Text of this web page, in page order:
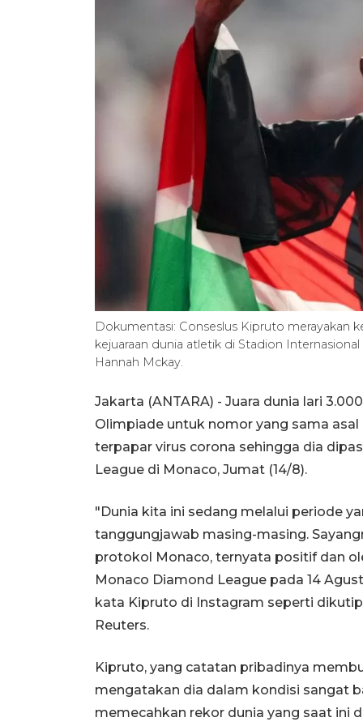
Dokumentasi: Conseslus Kipruto merayakan
kejuaraan dunia atletik di Stadion
Hannah Mckay.
Jakarta (ANTARA) - Juara dunia lari
Olimpiade untuk nomor yang sama
terpapar virus corona sehingga dia
League di Monaco, Jumat (14/8).
"Dunia kita ini sedang melalui periode
tanggungjawab masing-masing.
protokol Monaco, ternyata positif dan
Monaco Diamond League pada 14
kata Kipruto di Instagram seperti dikutip
Reuters.
Kipruto, yang catatan pribadinya
mengatakan dia dalam kondisi sangat
memecahkan rekor dunia yang saat ini